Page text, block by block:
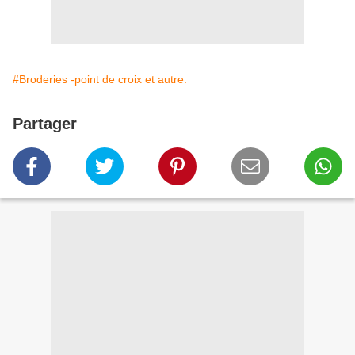
#Broderies -point de croix et autre.
Partager